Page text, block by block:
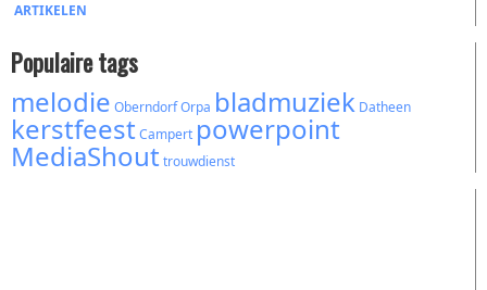
ARTIKELEN
Populaire tags
melodie OberndorfOrpa bladmuziek Datheen
kerstfeestCampert powerpoint
MediaShouttrouwdienst